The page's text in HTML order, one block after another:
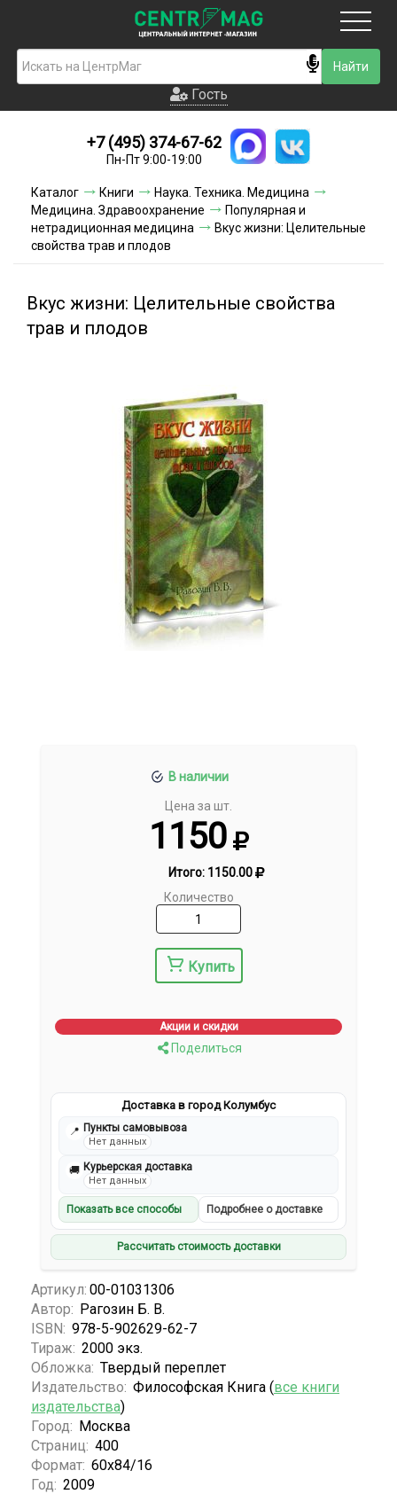
Гость
Новинки
Условия доставки
Условия оплаты
Акции и скидки
Гость
+7 (495) 374-67-62
Пн-Пт 9:00-19:00
Каталог Книги
Наука. Техника. Медицина
Медицина. Здравоохранение
Популярная и
нетрадиционная медицина
Вкус жизни: Целительные
свойства трав и плодов
Вкус жизни: Целительные свойства
трав и плодов
В наличии
Цена за шт.
1150
Итого: 1150.00
Количество
Купить
Акции и скидки
Поделиться
Доставка в город Колумбус
📍 Пункты самовывоза
Нет данных
🚚 Курьерская доставка
Нет данных
Показать все способы Подробнее о доставке
Рассчитать стоимость доставки
Артикул: 00-01031306
Автор: Рагозин Б. В.
ISBN: 978-5-902629-62-7
Тираж: 2000 экз.
Обложка: Твердый переплет
Издательство: Философская Книга (все книги
издательства)
Город: Москва
Страниц: 400
Формат: 60х84/16
Год: 2009